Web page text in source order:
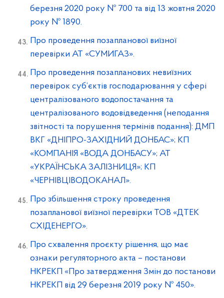
березня 2020 року № 700 та від 13 жовтня 2020
року № 1890.
Про проведення позапланової виїзної
перевірки АТ «СУМИГАЗ».
Про проведення позапланових невиїзних
перевірок суб’єктів господарювання у сфері
централізованого водопостачання та
централізованого водовідведення (неподання
звітності та порушення термінів подання): ДМП
ВКГ «ДНІПРО-ЗАХІДНИЙ ДОНБАС»; КП
«КОМПАНІЯ «ВОДА ДОНБАСУ»; АТ
«УКРАЇНСЬКА ЗАЛІЗНИЦЯ»; КП
«ЧЕРНІВЦІВОДОКАНАЛ».
Про збільшення строку проведення
позапланової виїзної перевірки ТОВ «ДТЕК
СХІДЕНЕРГО».
Про схвалення проєкту рішення, що має
ознаки регуляторного акта – постанови
НКРЕКП «Про затвердження Змін до постанови
НКРЕКП від 29 березня 2019 року № 450».